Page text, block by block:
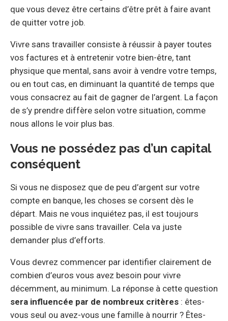
que vous devez être certains d’être prêt à faire avant
de quitter votre job.
Vivre sans travailler consiste à réussir à payer toutes
vos factures et à entretenir votre bien-être, tant
physique que mental, sans avoir à vendre votre temps,
ou en tout cas, en diminuant la quantité de temps que
vous consacrez au fait de gagner de l’argent. La façon
de s’y prendre diffère selon votre situation, comme
nous allons le voir plus bas.
Vous ne possédez pas d’un capital
conséquent
Si vous ne disposez que de peu d’argent sur votre
compte en banque, les choses se corsent dès le
départ. Mais ne vous inquiétez pas, il est toujours
possible de vivre sans travailler. Cela va juste
demander plus d’efforts.
Vous devrez commencer par identifier clairement de
combien d’euros vous avez besoin pour vivre
décemment, au minimum. La réponse à cette question
sera influencée par de nombreux critères : êtes-
vous seul ou avez-vous une famille à nourrir ? Êtes-